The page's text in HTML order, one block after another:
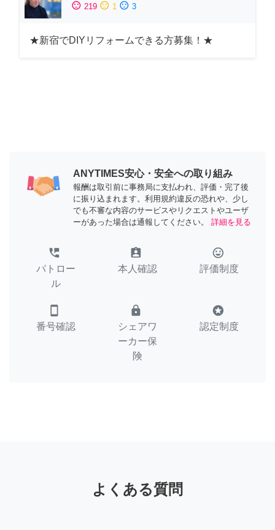
sentiment_satisfied 219 sentiment_neutral 1 sentiment_dissatisfied 3
★新宿でDIYリフォームできる方募集！★
ANYTIMES安心・安全への取り組み
報酬は取引前に事務局に支払われ、評価・完了後
に振り込まれます。利用規約違反の恐れや、少し
でも不審な内容のサービスやリクエストやユーザ
ーがあった場合は通報してください。
詳細を見る
perm_phone_msg
パトロー
ル
assignment_ind
本人確認
tag_faces
評価制度
smartphone
番号確認
lock
シェアワ
ーカー保
険
stars
認定制度
よくある質問